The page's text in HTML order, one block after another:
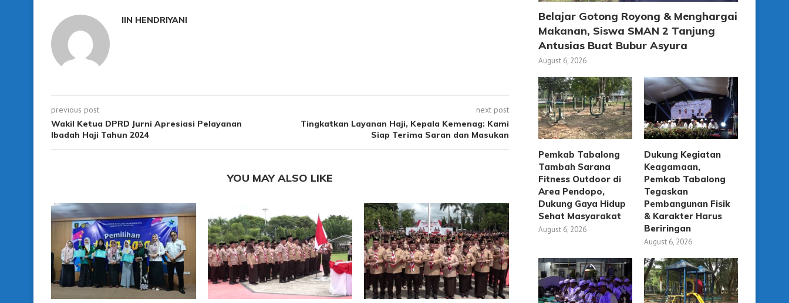
IIN HENDRIYANI
previous post
Wakil Ketua DPRD Jurni Apresiasi Pelayanan
Ibadah Haji Tahun 2024
next post
Tingkatkan Layanan Haji, Kepala Kemenag: Kami
Siap Terima Saran dan Masukan
YOU MAY ALSO LIKE
Belajar Gotong Royong & Menghargai
Makanan, Siswa SMAN 2 Tanjung
Antusias Buat Bubur Asyura
August 6, 2026
Pemkab Tabalong
Tambah Sarana
Fitness Outdoor di
Area Pendopo,
Dukung Gaya Hidup
Sehat Masyarakat
August 6, 2026
Dukung Kegiatan
Keagamaan,
Pemkab Tabalong
Tegaskan
Pembangunan Fisik
& Karakter Harus
Beriringan
August 6, 2026